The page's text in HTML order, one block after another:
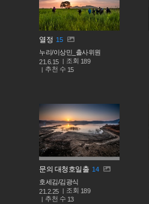
열정 15
누리/이상민_출사위원
21.6.15
조회 189
추천 수 15
문의 대청호일출 14
호세김/김광식
21.2.25
조회 189
추천 수 13